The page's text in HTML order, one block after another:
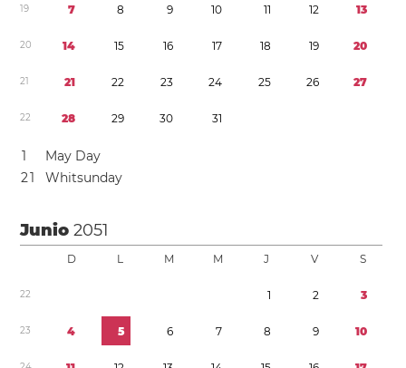
19 7 8 9 10 11 12 13
20 14 15 16 17 18 19 20
21 21 22 23 24 25 26 27
22 28 29 30 31
1
May Day
21 Whitsunday
Junio2051
D L M M J V S
22 1 2 3
23 4 5 6 7 8 9 10